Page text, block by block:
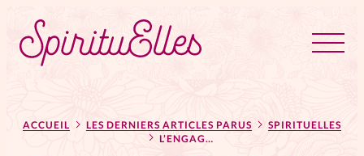
Tous les articles
Actus
ACCUEIL LES DERNIERS ARTICLES PARUS
SPIRITUELLES
L’ENGAGEMENT FÉMININ DANS L’EGLISE PRIMITIVE